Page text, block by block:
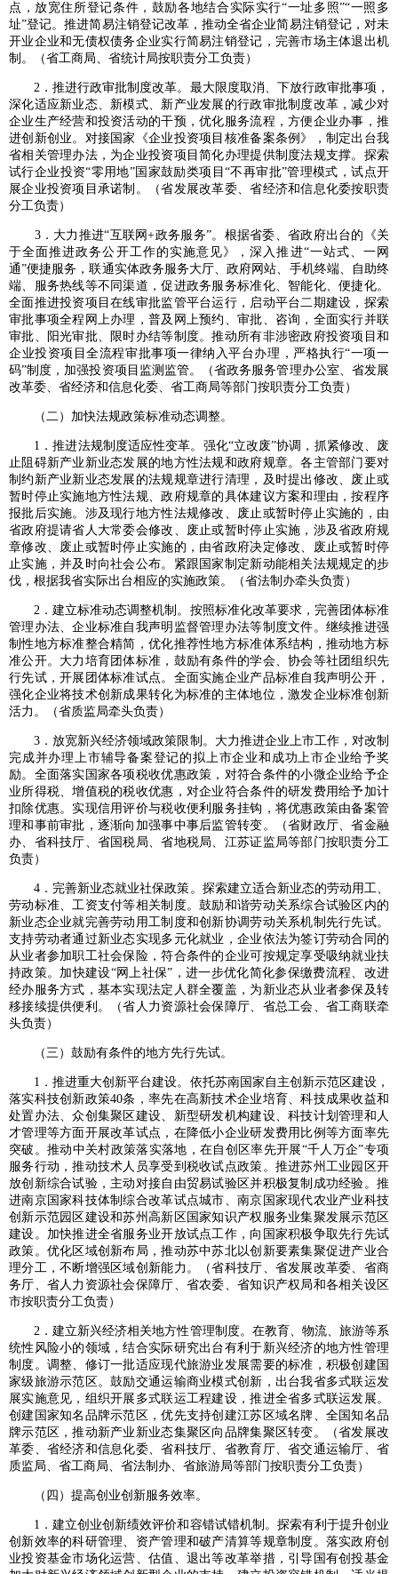
点，放宽住所登记条件，鼓励各地结合实际实行“一址多照”“一照多
址”登记。推进简易注销登记改革，推动全省企业简易注销登记，对未
开业企业和无债权债务企业实行简易注销登记，完善市场主体退出机
制。（省工商局、省统计局按职责分工负责）
2．推进行政审批制度改革。最大限度取消、下放行政审批事项，
深化适应新业态、新模式、新产业发展的行政审批制度改革，减少对
企业生产经营和投资活动的干预，优化服务流程，方便企业办事，推
进创新创业。对接国家《企业投资项目核准备案条例》，制定出台我
省相关管理办法，为企业投资项目简化办理提供制度法规支撑。探索
试行企业投资“零用地”国家鼓励类项目“不再审批”管理模式，试点开
展企业投资项目承诺制。（省发展改革委、省经济和信息化委按职责
分工负责）
3．大力推进“互联网+政务服务”。根据省委、省政府出台的《关
于全面推进政务公开工作的实施意见》，深入推进“一站式、一网
通”便捷服务，联通实体政务服务大厅、政府网站、手机终端、自助终
端、服务热线等不同渠道，促进政务服务标准化、智能化、便捷化。
全面推进投资项目在线审批监管平台运行，启动平台二期建设，探索
审批事项全程网上办理，普及网上预约、审批、咨询，全面实行并联
审批、阳光审批、限时办结等制度。推动所有非涉密政府投资项目和
企业投资项目全流程审批事项一律纳入平台办理，严格执行“一项一
码”制度，加强投资项目监测监管。（省政务服务管理办公室、省发展
改革委、省经济和信息化委、省工商局等部门按职责分工负责）
（二）加快法规政策标准动态调整。
1．推进法规制度适应性变革。强化“立改废”协调，抓紧修改、废
止阻碍新产业新业态发展的地方性法规和政府规章。各主管部门要对
制约新产业新业态发展的法规规章进行清理，及时提出修改、废止或
暂时停止实施地方性法规、政府规章的具体建议方案和理由，按程序
报批后实施。涉及现行地方性法规修改、废止或暂时停止实施的，由
省政府提请省人大常委会修改、废止或暂时停止实施，涉及省政府规
章修改、废止或暂时停止实施的，由省政府决定修改、废止或暂时停
止实施，并及时向社会公布。紧跟国家制定新动能相关法规规定的步
伐，根据我省实际出台相应的实施政策。（省法制办牵头负责）
2．建立标准动态调整机制。按照标准化改革要求，完善团体标准
管理办法、企业标准自我声明监督管理办法等制度文件。继续推进强
制性地方标准整合精简，优化推荐性地方标准体系结构，推动地方标
准公开。大力培育团体标准，鼓励有条件的学会、协会等社团组织先
行先试，开展团体标准试点。全面实施企业产品标准自我声明公开，
强化企业将技术创新成果转化为标准的主体地位，激发企业标准创新
活力。（省质监局牵头负责）
3．放宽新兴经济领域政策限制。大力推进企业上市工作，对改制
完成并办理上市辅导备案登记的拟上市企业和成功上市企业给予奖
励。全面落实国家各项税收优惠政策，对符合条件的小微企业给予企
业所得税、增值税的税收优惠，对企业符合条件的研发费用给予加计
扣除优惠。实现信用评价与税收便利服务挂钩，将优惠政策由备案管
理和事前审批，逐渐向加强事中事后监管转变。（省财政厅、省金融
办、省科技厅、省国税局、省地税局、江苏证监局等部门按职责分工
负责）
4．完善新业态就业社保政策。探索建立适合新业态的劳动用工、
劳动标准、工资支付等相关制度。鼓励和谐劳动关系综合试验区内的
新业态企业就完善劳动用工制度和创新协调劳动关系机制先行先试。
支持劳动者通过新业态实现多元化就业，企业依法为签订劳动合同的
从业者参加职工社会保险，符合条件的企业可按规定享受吸纳就业扶
持政策。加快建设“网上社保”，进一步优化简化参保缴费流程、改进
经办服务方式，基本实现法定人群全覆盖，为新业态从业者参保及转
移接续提供便利。（省人力资源社会保障厅、省总工会、省工商联牵
头负责）
（三）鼓励有条件的地方先行先试。
1．推进重大创新平台建设。依托苏南国家自主创新示范区建设，
落实科技创新政策40条，率先在高新技术企业培育、科技成果收益和
处置办法、众创集聚区建设、新型研发机构建设、科技计划管理和人
才管理等方面开展改革试点，在降低小企业研发费用比例等方面率先
突破。推动中关村政策落实落地，在自创区率先开展“千人万企”专项
服务行动，推动技术人员享受到税收试点政策。推进苏州工业园区开
放创新综合试验，主动对接自由贸易试验区并积极复制成功经验。推
进南京国家科技体制综合改革试点城市、南京国家现代农业产业科技
创新示范园区建设和苏州高新区国家知识产权服务业集聚发展示范区
建设。加快推进全省服务业开放试点工作，向国家积极争取先行先试
政策。优化区域创新布局，推动苏中苏北以创新要素集聚促进产业合
理分工，不断增强区域创新能力。（省科技厅、省发展改革委、省商
务厅、省人力资源社会保障厅、省农委、省知识产权局和各相关设区
市按职责分工负责）
2．建立新兴经济相关地方性管理制度。在教育、物流、旅游等系
统性风险小的领域，结合实际研究出台有利于新兴经济的地方性管理
制度。调整、修订一批适应现代旅游业发展需要的标准，积极创建国
家级旅游示范区。鼓励交通运输商业模式创新，出台我省多式联运发
展实施意见，组织开展多式联运工程建设，推进全省多式联运发展。
创建国家知名品牌示范区，优先支持创建江苏区域名牌、全国知名品
牌示范区，推动新产业新业态集聚区向品牌集聚区转变。（省发展改
革委、省经济和信息化委、省科技厅、省教育厅、省交通运输厅、省
质监局、省工商局、省法制办、省旅游局等部门按职责分工负责）
（四）提高创业创新服务效率。
1．建立创业创新绩效评价和容错试错机制。探索有利于提升创业
创新效率的科研管理、资产管理和破产清算等规章制度。落实政府创
业投资基金市场化运营、估值、退出等改革举措，引导国有创投基金